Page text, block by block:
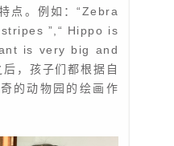
点。例如：“Zebra
”,“ Hippo is
is very big and
，孩子们都根据自
的动物园的绘画作